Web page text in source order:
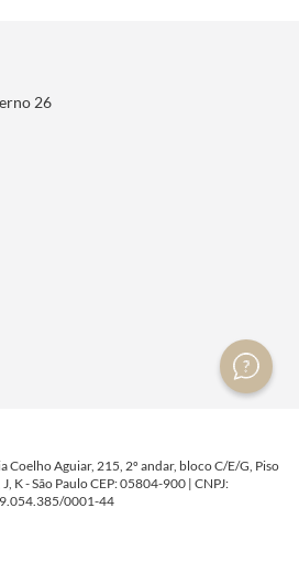
26
Coelho Aguiar, 215, 2º andar, bloco C/E/G, Piso
K - São Paulo CEP: 05804-900 | CNPJ:
0001-44